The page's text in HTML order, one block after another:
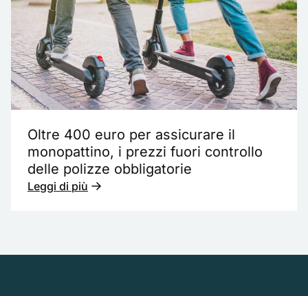
Oltre 400 euro per assicurare il
monopattino, i prezzi fuori controllo
delle polizze obbligatorie
Leggi di più